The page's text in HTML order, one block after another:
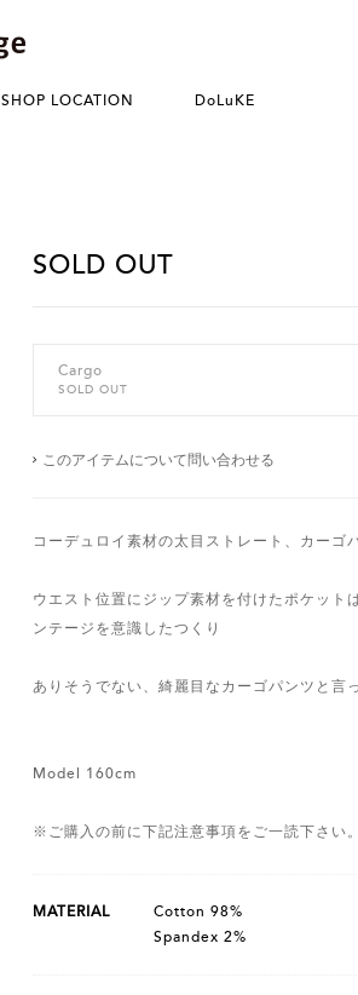
SHOP LOCATION DoLuKE
SOLD OUT
Cargo
SOLD OUT
このアイテムについて問い合わせる
コーデュロイ素材の太目ストレート、カーゴ
ウエスト位置にジップ素材を付けたポケット
ンテージを意識したつくり
ありそうでない、綺麗目なカーゴパンツと言
Model 160cm
※ご購入の前に下記注意事項をご一読下さい。
MATERIAL
Cotton 98%
Spandex 2%